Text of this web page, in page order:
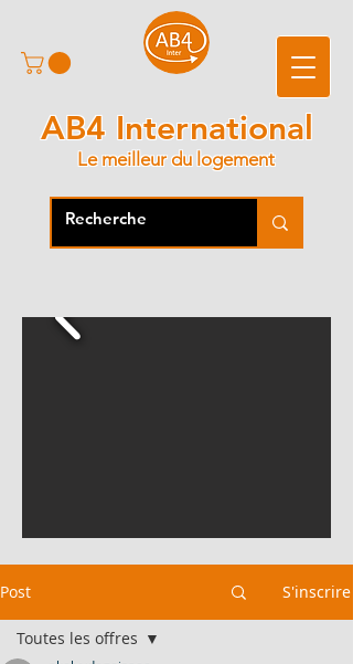
AB4 International
Le meilleur du logement
Post S'inscrire
Toutes les offres